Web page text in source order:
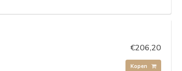
€206,20
Kopen